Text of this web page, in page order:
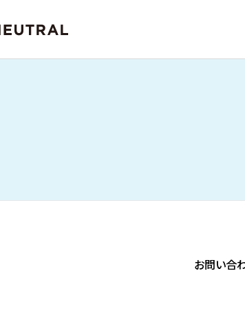
お問い合